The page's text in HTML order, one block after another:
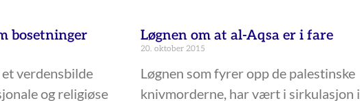
bosetninger
verdensbilde
og religiøse
Løgnen om at al-Aqsa er i fare
20. oktober 2015
Løgnen som fyrer opp de palestinske
knivmorderne, har vært i sirkulasjon i